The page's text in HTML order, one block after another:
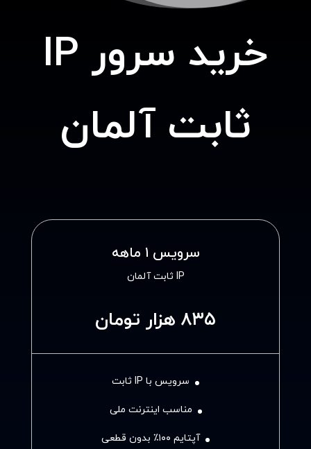
خرید سرور IP
ثابت آلمان
سرویس ۱ ماهه
IP ثابت آلمان
۸۳۵ هزار تومان
سرویس با IP ثابت
مناسب اینترنت ملی
آپتایم ۱۰۰٪ بدون قطعی